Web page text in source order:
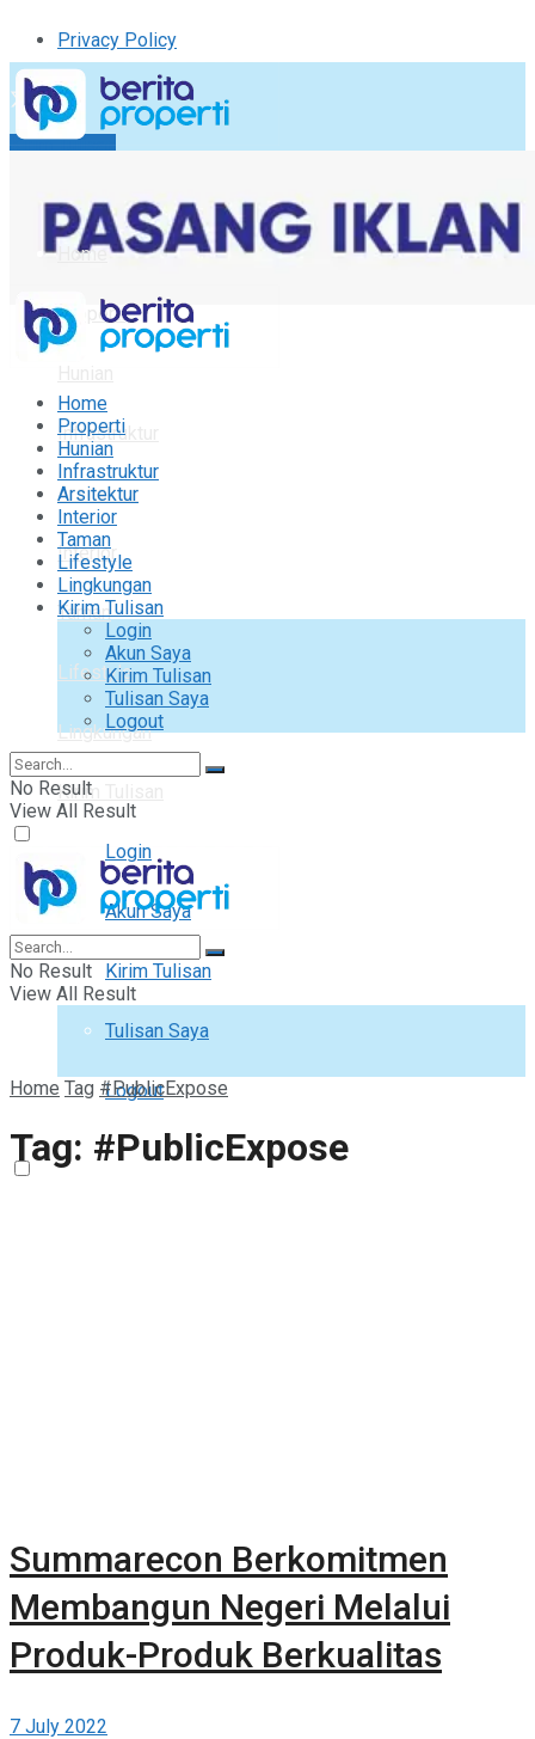
Privacy Policy
Kirim Tulisan
Logout
Home
Properti
Infrastruktur
Arsitektur
Interior
Taman
Lifestyle
Lingkungan
Kirim Tulisan
Login
Akun Saya
Kirim Tulisan
Tulisan Saya
Logout
Home
Properti
Hunian
Infrastruktur
Arsitektur
Interior
Taman
Lifestyle
Lingkungan
Kirim Tulisan
Login
Akun Saya
Kirim Tulisan
Tulisan Saya
Logout
No Result
View All Result
No Result
View All Result
Home Tag #PublicExpose
Tag: #PublicExpose
Summarecon Berkomitmen
Membangun Negeri Melalui
Produk-Produk Berkualitas
7 July 2022